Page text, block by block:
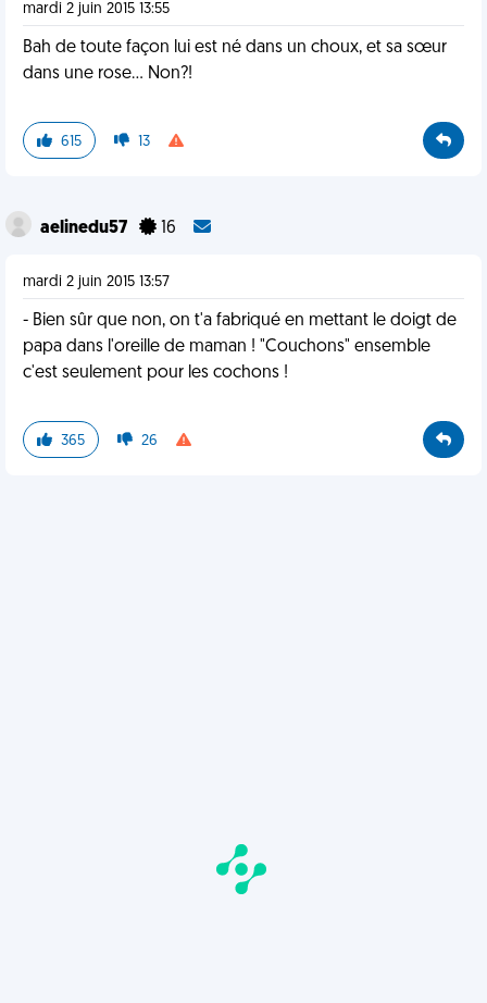
mardi 2 juin 2015 13:55
Bah de toute façon lui est né dans un choux, et sa sœur
dans une rose... Non?!
615 13
aelinedu57 16
mardi 2 juin 2015 13:57
- Bien sûr que non, on t'a fabriqué en mettant le doigt de
papa dans l'oreille de maman ! "Couchons" ensemble
c'est seulement pour les cochons !
365 26